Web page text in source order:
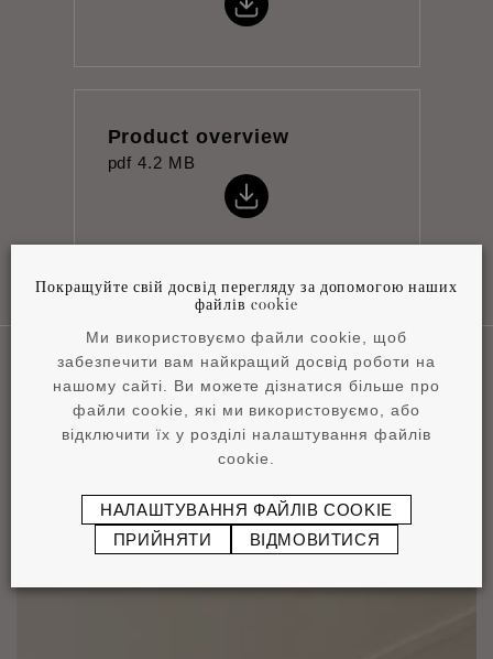
Product overview
pdf 4.2 MB
Наші сфери застосування
Покращуйте свій досвід перегляду за допомогою наших
файлів cookie
Ми використовуємо файли cookie, щоб
забезпечити вам найкращий досвід роботи на
нашому сайті. Ви можете дізнатися більше про
файли cookie, які ми використовуємо, або
відключити їх у розділі налаштування файлів
cookie.
НАЛАШТУВАННЯ ФАЙЛІВ COOKIE
ПРИЙНЯТИ
ВІДМОВИТИСЯ